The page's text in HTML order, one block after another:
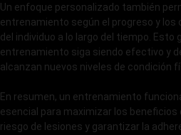
Un enfoque personalizado también
entrenamiento según el progreso y los
del individuo a lo largo del tiempo. Esto
entrenamiento siga siendo efectivo y
alcanzan nuevos niveles de condición
En resumen, un entrenamiento
esencial para maximizar los beneficios
riesgo de lesiones y garantizar la